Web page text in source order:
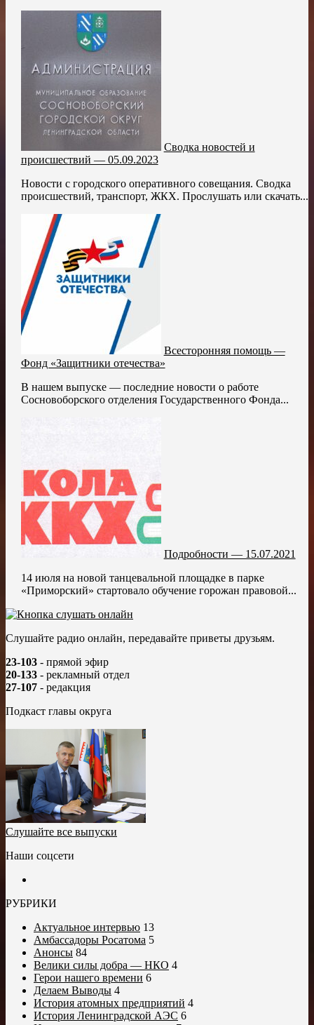
Сводка новостей и
происшествий — 05.09.2023
Новости с городского оперативного совещания. Сводка
происшествий, транспорт, ЖКХ. Прослушать или скачать...
Всесторонняя помощь —
Фонд «Защитники отечества»
В нашем выпуске — последние новости о работе
Сосновоборского отделения Государственного Фонда...
Подробности — 15.07.2021
14 июля на новой танцевальной площадке в парке
«Приморский» стартовало обучение горожан правовой...
Слушайте радио онлайн, передавайте приветы друзьям.
23-103 - прямой эфир
20-133 - рекламный отдел
27-107 - редакция
Подкаст главы округа
Слушайте все выпуски
Наши соцсети
РУБРИКИ
Актуальное интервью 13
Амбассадоры Росатома 5
Анонсы 84
Велики силы добра — НКО 4
Герои нашего времени 6
Делаем Выводы 4
История атомных предприятий 4
История Ленинградской АЭС 6